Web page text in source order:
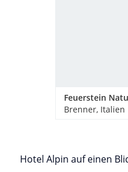
Brenner, Italien
Hotel Alpin auf einen